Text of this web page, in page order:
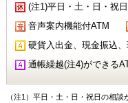
(注1)平日・土・日・祝
音声案内機能付ATM
硬貨入出金、現金振込
通帳繰越(注4)ができる
（注1）平日・土・日・祝日の相